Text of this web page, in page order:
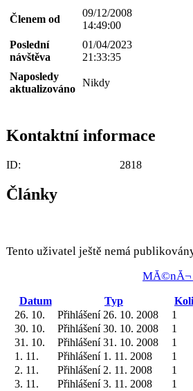
Členem od
09/12/2008
14:49:00
Poslední
návštěva
01/04/2023
21:33:35
Naposledy
aktualizováno
Nikdy
Kontaktní informace
ID: 2818
Články
Tento uživatel ještě nemá
MĂ©nĂ¬
Datum Typ
26. 10.
Přihlášení 26. 10. 2008 1
30. 10.
Přihlášení 30. 10. 2008 1
31. 10.
Přihlášení 31. 10. 2008 1
1. 11.
Přihlášení 1. 11. 2008 1
2. 11.
Přihlášení 2. 11. 2008 1
3. 11.
Přihlášení 3. 11. 2008 1